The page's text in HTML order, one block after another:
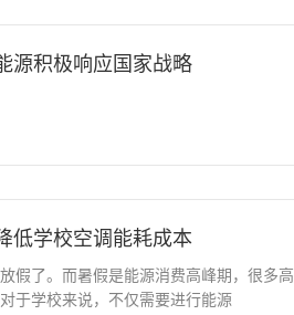
源积极响应国家战略
低学校空调能耗成本
假了。而暑假是能源消费高峰期，很多高
于学校来说，不仅需要进行能源